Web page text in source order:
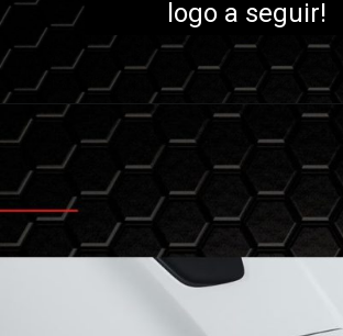
logo a seguir!